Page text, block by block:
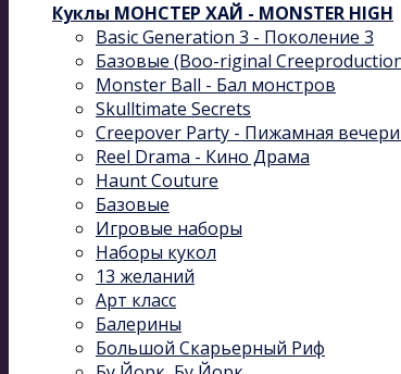
Куклы МОНСТЕР ХАЙ - MONSTER HIGH
Basic Generation 3 - Поколение 3
Базовые (Boo-riginal
Monster Ball - Бал монстров
Skulltimate Secrets
Creepover Party - Пижамная
Reel Drama - Кино Драма
Haunt Couture
Базовые
Игровые наборы
Наборы кукол
13 желаний
Арт класс
Балерины
Большой Скарьерный Риф